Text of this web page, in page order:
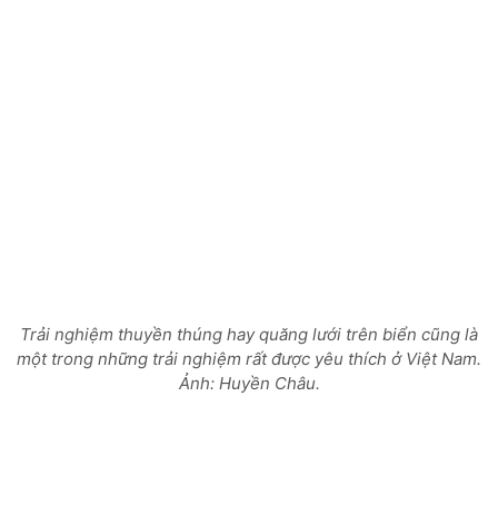
Trải nghiệm thuyền thúng hay quăng lưới trên biển cũng là
một trong những trải nghiệm rất được yêu thích ở Việt Nam.
Ảnh: Huyền Châu.